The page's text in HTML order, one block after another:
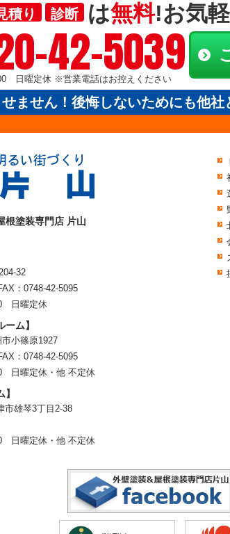
積り 診断 は無料!お気
42-5039
日曜定休 ※営業電話はお控えください
ません！後悔しないためにも他社
根塗装専門店 片山
32
：0748-42-5095
日曜定休
ーム】
小篠原1927
：0748-42-5095
日曜定休・他 不定休
市雄琴3丁目2-38
日曜定休・他 不定休